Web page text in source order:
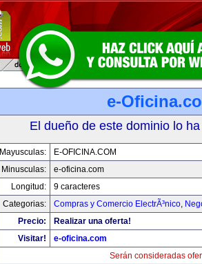
e-
El dueño de este dominio lo
Mayusculas:
E-OFICINA.COM
Minusculas:
e-oficina.com
Longitud:
9 caracteres
Categorias:
Compras y Comercio ElectrÃ³nico,
Precio:
Realizar una oferta!
Visitar!
e-oficina.com
Serán consideradas